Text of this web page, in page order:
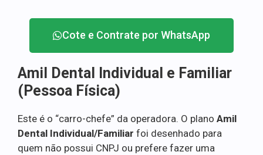
Cote e Contrate por WhatsApp
Amil Dental Individual e Familiar
(Pessoa Física)
Este é o “carro-chefe” da operadora. O plano Amil
Dental Individual/Familiar foi desenhado para
quem não possui CNPJ ou prefere fazer uma